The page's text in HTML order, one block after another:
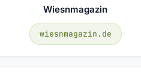
Wiesnmagazin
wiesnmagazin.de